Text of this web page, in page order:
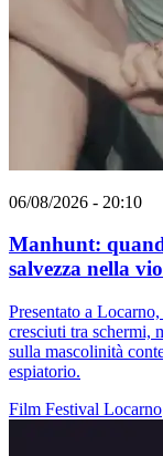
06/08/2026 - 20:10
Manhunt:
salvezza nella
Presentato a
cresciuti tra schermi,
sulla mascolinità
espiatorio.
Film Festival Locarno